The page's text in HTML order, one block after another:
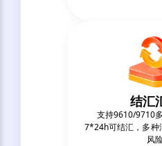
结汇
⽀持9610/9710
7*24h可结汇，多种
风